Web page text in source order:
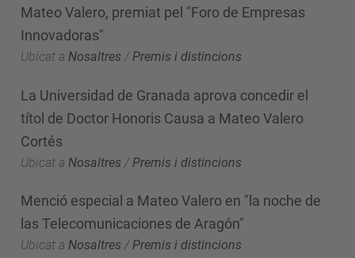
Mateo Valero, premiat pel "Foro de Empresas
Innovadoras"
Ubicat a Nosaltres /Premis i distincions
La Universidad de Granada aprova concedir el
títol de Doctor Honoris Causa a Mateo Valero
Cortés
Ubicat a Nosaltres / Premis i distincions
Menció especial a Mateo Valero en "la noche de
las Telecomunicaciones de Aragón"
Ubicat a Nosaltres /Premis i distincions